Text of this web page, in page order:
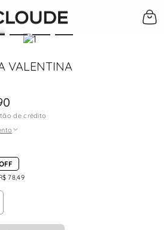
VALENTINA
de crédito
78,49